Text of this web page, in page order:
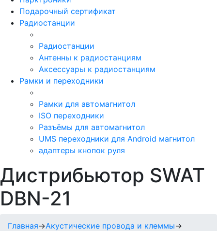
Подарочный сертификат
Радиостанции
Радиостанции
Антенны к радиостанциям
Аксессуары к радиостанциям
Рамки и переходники
Рамки для автомагнитол
ISO переходники
Разъёмы для автомагнитол
UMS переходники для Android магнитол
адаптеры кнопок руля
Дистрибьютор SWAT
DBN-21
Главная→Акустические провода и клеммы→